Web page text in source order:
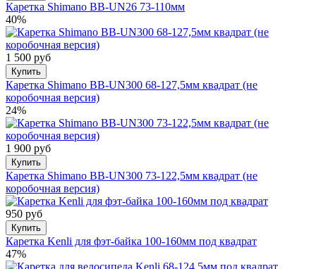
Каретка Shimano BB-UN26 73-110мм
40%
1 500 руб
Купить
Каретка Shimano BB-UN300 68-127,5мм квадрат (не
коробочная версия)
24%
1 900 руб
Купить
Каретка Shimano BB-UN300 73-122,5мм квадрат (не
коробочная версия)
950 руб
Купить
Каретка Kenli для фэт-байка 100-160мм под квадрат
47%